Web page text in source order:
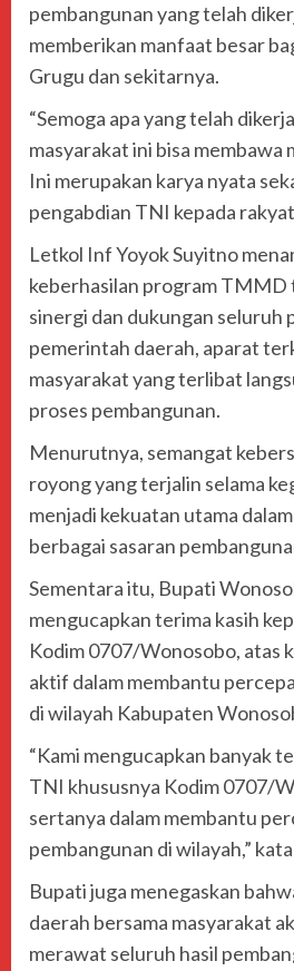
pembangunan yang telah
memberikan manfaat besar
Grugu dan sekitarnya.
“Semoga apa yang telah
masyarakat ini bisa membawa
Ini merupakan karya nyata
pengabdian TNI kepada
Letkol Inf Yoyok Suyitno
keberhasilan program TMMD
sinergi dan dukungan seluruh
pemerintah daerah, aparat
masyarakat yang terlibat
proses pembangunan.
Menurutnya, semangat
royong yang terjalin selama
menjadi kekuatan utama
berbagai sasaran
Sementara itu, Bupati
mengucapkan terima kasih
Kodim 0707/Wonosobo, atas
aktif dalam membantu
di wilayah Kabupaten
“Kami mengucapkan banyak
TNI khususnya Kodim 0707/
sertanya dalam membantu
pembangunan di wilayah,”
Bupati juga menegaskan
daerah bersama masyarakat
merawat seluruh hasil